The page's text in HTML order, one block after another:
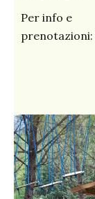
Per info e
prenotazioni: